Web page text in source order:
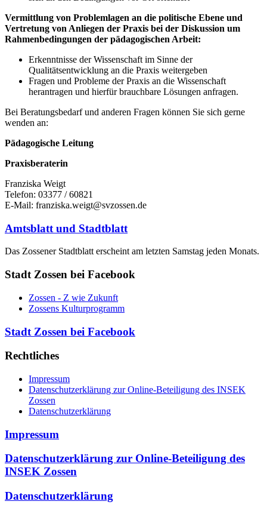
Vermittlung von Problemlagen an die politische Ebene und
Vertretung von Anliegen der Praxis bei der Diskussion um
Rahmenbedingungen der pädagogischen Arbeit:
Erkenntnisse der Wissenschaft im Sinne der
Qualitätsentwicklung an die Praxis weitergeben
Fragen und Probleme der Praxis an die Wissenschaft
herantragen und hierfür brauchbare Lösungen anfragen.
Bei Beratungsbedarf und anderen Fragen können Sie sich gerne
wenden an:
Pädagogische Leitung
Praxisberaterin
Franziska Weigt
Telefon: 03377 / 60821
E-Mail: franziska.weigt@svzossen.de
Amtsblatt und Stadtblatt
Das Zossener Stadtblatt erscheint am letzten Samstag jeden Monats.
Stadt Zossen bei Facebook
Zossen - Z wie Zukunft
Zossens Kulturprogramm
Stadt Zossen bei Facebook
Rechtliches
Impressum
Datenschutzerklärung zur Online-Beteiligung des INSEK
Zossen
Datenschutzerklärung
Impressum
Datenschutzerklärung zur Online-Beteiligung des
INSEK Zossen
Datenschutzerklärung